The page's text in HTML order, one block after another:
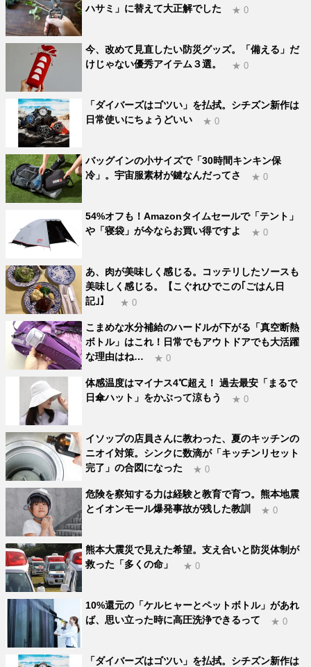
ハサミ」に替えて大正解でした
★ 0
今、改めて見直したい防災グッズ。「備える」だ
けじゃない優秀アイテム３選。
★ 0
「ダイバーズはゴツい」を払拭。シチズン新作は
日常使いにちょうどいい
★ 0
バッグインの小サイズで「30時間キンキン保
冷」。宇宙服素材が鍵なんだってさ
★ 0
54%オフも！Amazonタイムセールで「テント」
や「寝袋」が今ならお買い得ですよ
★ 0
あ、肉が美味しく感じる。コッテリしたソースも
美味しく感じる。【こぐれひでこの｢ごはん日
記｣】
★ 0
こまめな水分補給のハードルが下がる「真空断熱
ボトル」はこれ！日常でもアウトドアでも大活躍
な理由はね…
★ 0
体感温度はマイナス4℃超え！ 過去最安「まるで
日傘ハット」をかぶって涼もう
★ 0
イソップの店員さんに教わった、夏のキッチンの
ニオイ対策。シンクに数滴が「キッチンリセット
完了」の合図になった
★ 0
危険を察知する力は経験と教育で育つ。熊本地震
とイオンモール爆発事故が残した教訓
★ 0
熊本大震災で見えた希望。支え合いと防災体制が
救った「多くの命」
★ 0
10%還元の「ケルヒャーとペットボトル」があれ
ば、思い立った時に高圧洗浄できるって
★ 0
「ダイバーズはゴツい」を払拭。シチズン新作は